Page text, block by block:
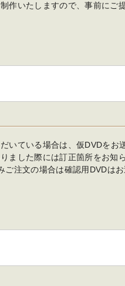
作いたしますので、事前にご
いている場合は、仮DVDをお
ました際には訂正箇所をお知
ご注文の場合は確認用DVDは